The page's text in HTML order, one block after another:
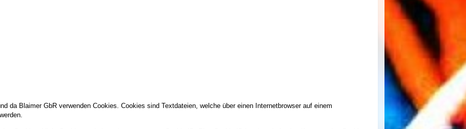
da Blaimer GbR verwenden Cookies. Cookies sind Textdateien, welche über einen Internetbrowser auf einem